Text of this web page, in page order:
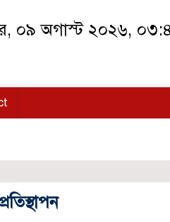
০৯ অগাস্ট ২০২৬,